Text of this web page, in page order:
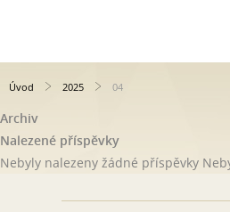
Úvod 2025 04
Archiv
Nalezené příspěvky
Nebyly nalezeny žádné příspěvky